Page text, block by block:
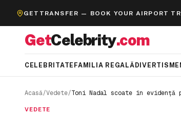
GETTRANSFER — BOOK YOUR AIRPORT
GetCelebrity.com
CELEBRITATE FAMILIA REGALĂ
Acasă/Vedete/Toni Nadal scoate în
VEDETE